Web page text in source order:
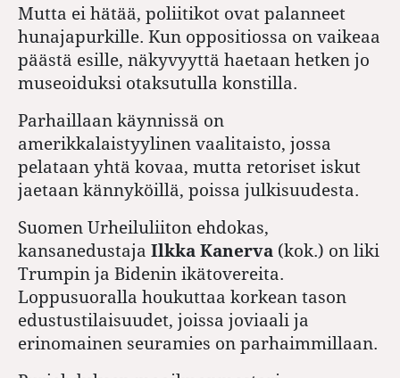
Mutta ei hätää, poliitikot ovat palanneet
hunajapurkille. Kun oppositiossa on vaikeaa
päästä esille, näkyvyyttä haetaan hetken jo
museoiduksi otaksutulla konstilla.
Parhaillaan käynnissä on
amerikkalaistyylinen vaalitaisto, jossa
pelataan yhtä kovaa, mutta retoriset iskut
jaetaan kännyköillä, poissa julkisuudesta.
Suomen Urheiluliiton ehdokas,
kansanedustaja Ilkka Kanerva (kok.) on liki
Trumpin ja Bidenin ikätovereita.
Loppusuoralla houkuttaa korkean tason
edustustilaisuudet, joissa joviaali ja
erinomainen seuramies on parhaimmillaan.